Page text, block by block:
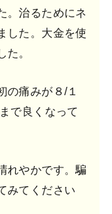
。治るためにネ
した。大金を使
。
の痛みが８/１
で良くなって
れやかです。騙
みてください